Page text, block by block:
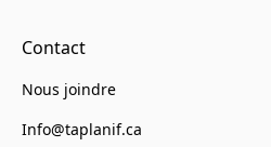
Contact
Nous joindre
Info@taplanif.ca